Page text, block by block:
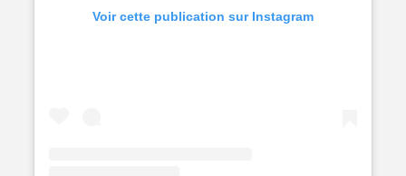
Voir cette publication sur Instagram